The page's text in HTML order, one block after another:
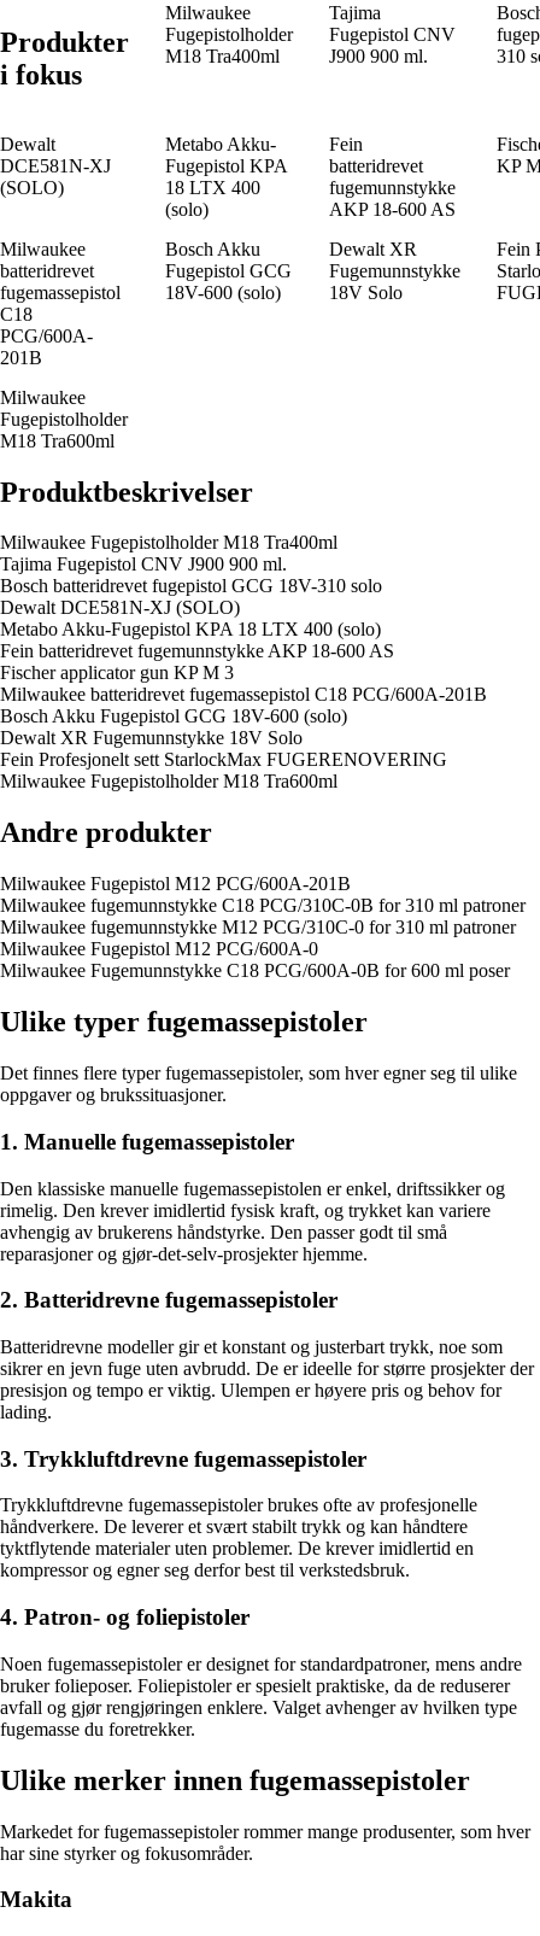
Produkter
i fokus
Milwaukee
Fugepistolholder
M18 Tra400ml
Tajima
Fugepistol CNV
J900 900 ml.
310
Dewalt
DCE581N-XJ
(SOLO)
Metabo Akku-
Fugepistol KPA
18 LTX 400
(solo)
Fein
batteridrevet
fugemunnstykke
AKP 18-600 AS
KP
Milwaukee
batteridrevet
fugemassepistol
C18
PCG/600A-
201B
Bosch Akku
Fugepistol GCG
18V-600 (solo)
Dewalt XR
Fugemunnstykke
18V Solo
Fein
Milwaukee
Fugepistolholder
M18 Tra600ml
Produktbeskrivelser
Milwaukee Fugepistolholder M18 Tra400ml
Tajima Fugepistol CNV J900 900 ml.
Bosch batteridrevet fugepistol GCG 18V-310 solo
Dewalt DCE581N-XJ (SOLO)
Metabo Akku-Fugepistol KPA 18 LTX 400 (solo)
Fein batteridrevet fugemunnstykke AKP 18-600 AS
Fischer applicator gun KP M 3
Milwaukee batteridrevet fugemassepistol C18 PCG/600A-201B
Bosch Akku Fugepistol GCG 18V-600 (solo)
Dewalt XR Fugemunnstykke 18V Solo
Fein Profesjonelt sett StarlockMax FUGERENOVERING
Milwaukee Fugepistolholder M18 Tra600ml
Andre produkter
Milwaukee Fugepistol M12 PCG/600A-201B
Milwaukee fugemunnstykke C18 PCG/310C-0B for 310 ml patroner
Milwaukee fugemunnstykke M12 PCG/310C-0 for 310 ml patroner
Milwaukee Fugepistol M12 PCG/600A-0
Milwaukee Fugemunnstykke C18 PCG/600A-0B for 600 ml poser
Ulike typer fugemassepistoler
Det finnes flere typer fugemassepistoler, som hver egner seg til ulike
oppgaver og brukssituasjoner.
1. Manuelle fugemassepistoler
Den klassiske manuelle fugemassepistolen er enkel, driftssikker og
rimelig. Den krever imidlertid fysisk kraft, og trykket kan variere
avhengig av brukerens håndstyrke. Den passer godt til små
reparasjoner og gjør-det-selv-prosjekter hjemme.
2. Batteridrevne fugemassepistoler
Batteridrevne modeller gir et konstant og justerbart trykk, noe som
sikrer en jevn fuge uten avbrudd. De er ideelle for større prosjekter der
presisjon og tempo er viktig. Ulempen er høyere pris og behov for
lading.
3. Trykkluftdrevne fugemassepistoler
Trykkluftdrevne fugemassepistoler brukes ofte av profesjonelle
håndverkere. De leverer et svært stabilt trykk og kan håndtere
tyktflytende materialer uten problemer. De krever imidlertid en
kompressor og egner seg derfor best til verkstedsbruk.
4. Patron- og foliepistoler
Noen fugemassepistoler er designet for standardpatroner, mens andre
bruker folieposer. Foliepistoler er spesielt praktiske, da de reduserer
avfall og gjør rengjøringen enklere. Valget avhenger av hvilken type
fugemasse du foretrekker.
Ulike merker innen fugemassepistoler
Markedet for fugemassepistoler rommer mange produsenter, som hver
har sine styrker og fokusområder.
Makita